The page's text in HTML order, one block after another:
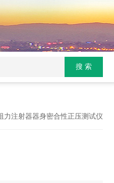
力注射器器身密合性正压测试仪